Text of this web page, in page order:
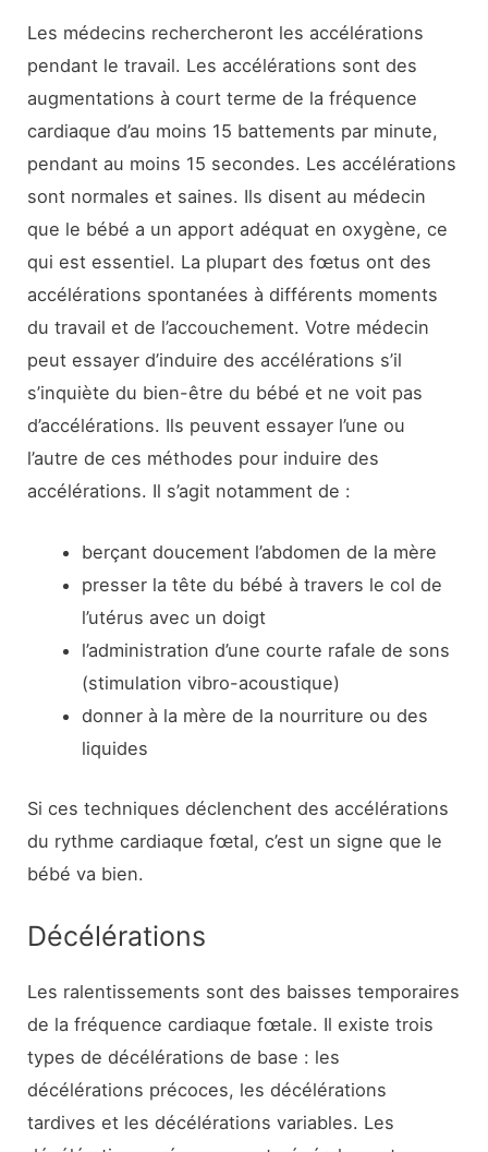
Les médecins rechercheront les accélérations
pendant le travail. Les accélérations sont des
augmentations à court terme de la fréquence
cardiaque d’au moins 15 battements par minute,
pendant au moins 15 secondes. Les accélérations
sont normales et saines. Ils disent au médecin
que le bébé a un apport adéquat en oxygène, ce
qui est essentiel. La plupart des fœtus ont des
accélérations spontanées à différents moments
du travail et de l’accouchement. Votre médecin
peut essayer d’induire des accélérations s’il
s’inquiète du bien-être du bébé et ne voit pas
d’accélérations. Ils peuvent essayer l’une ou
l’autre de ces méthodes pour induire des
accélérations. Il s’agit notamment de :
berçant doucement l’abdomen de la mère
presser la tête du bébé à travers le col de
l’utérus avec un doigt
l’administration d’une courte rafale de sons
(stimulation vibro-acoustique)
donner à la mère de la nourriture ou des
liquides
Si ces techniques déclenchent des accélérations
du rythme cardiaque fœtal, c’est un signe que le
bébé va bien.
Décélérations
Les ralentissements sont des baisses temporaires
de la fréquence cardiaque fœtale. Il existe trois
types de décélérations de base : les
décélérations précoces, les décélérations
tardives et les décélérations variables. Les